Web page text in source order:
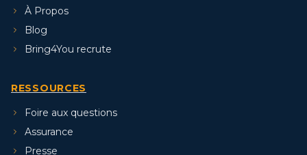
À Propos
Blog
Bring4You recrute
RESSOURCES
Foire aux questions
Assurance
Presse